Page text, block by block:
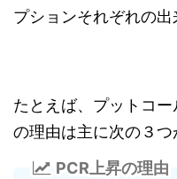
プションそれぞれの出
たとえば、プットコ
の理由は主に次の３つ
PCR上昇の理由